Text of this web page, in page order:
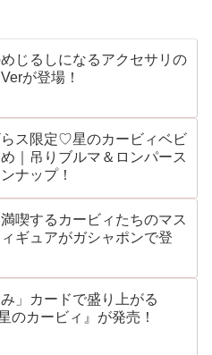
じるしになるアクセサリの
が登場！
ス限定♡星のカービィベビ
｜吊りブルマ＆ロンパース
ナップ！
喫するカービィたちのマス
ギュアがガシャポンで登
み」カードで盛り上がる
のカービィ』が発売！